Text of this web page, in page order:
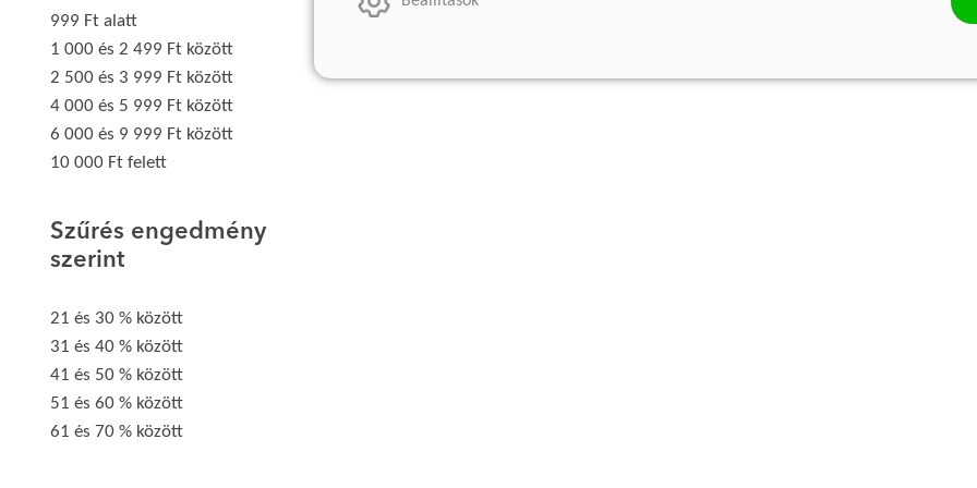
999 Ft alatt
1 000 és 2 499 Ft között
2 500 és 3 999 Ft között
4 000 és 5 999 Ft között
6 000 és 9 999 Ft között
10 000 Ft felett
Szűrés engedmény
szerint
21 és 30 % között
31 és 40 % között
41 és 50 % között
51 és 60 % között
61 és 70 % között